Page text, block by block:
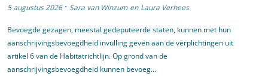
5 augustus 2026 · Sara van Winzum en Laura Verhees
Bevoegde gezagen, meestal gedeputeerde staten, kunnen met hun
aanschrijvingsbevoegdheid invulling geven aan de verplichtingen uit
artikel 6 van de Habitatrichtlijn. Op grond van de
aanschrijvingsbevoegdheid kunnen bevoeg...